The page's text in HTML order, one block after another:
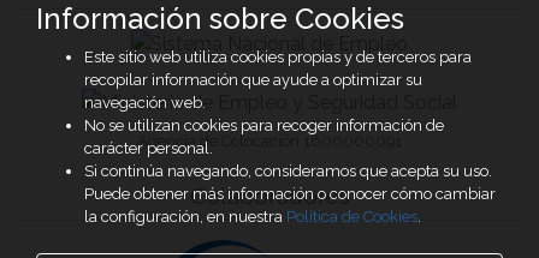
Agencia de Colocación 1600000091
Colaboradores
Información sobre Cookies
Este sitio web utiliza cookies propias y de terceros para
recopilar información que ayude a optimizar su
navegación web.
No se utilizan cookies para recoger información de
carácter personal.
Si continúa navegando, consideramos que acepta su uso.
Puede obtener más información o conocer cómo cambiar
la configuración, en nuestra Política de Cookies.